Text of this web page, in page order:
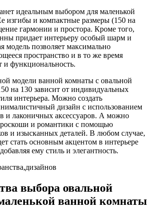
идеальным выбором для маленькой
изгибы и компактные размеры (150 на
гармонии и простора. Кроме того,
придает интерьеру особый шарм и
модель позволяет максимально
пространство и в то же время
и функциональность.
модели ванной комнаты с овальной
на 130 зависит от индивидуальных
интерьера. Можно создать
дизайн с использованием
и лаконичных аксессуаров. А можно
роскоши и романтики с помощью
и изысканных деталей. В любом случае,
стать основным акцентом в интерьере
ему стиль и элегантность.
выбора овальной
ванной комнаты